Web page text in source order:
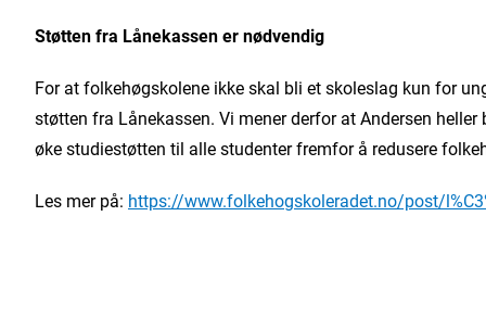
Støtten fra Lånekassen er nødvendig
For at folkehøgskolene ikke skal bli et skoleslag kun for
støtten fra Lånekassen. Vi mener derfor at Andersen
øke studiestøtten til alle studenter fremfor å redusere
Les mer på: https://www.folkehogskoleradet.no/post/